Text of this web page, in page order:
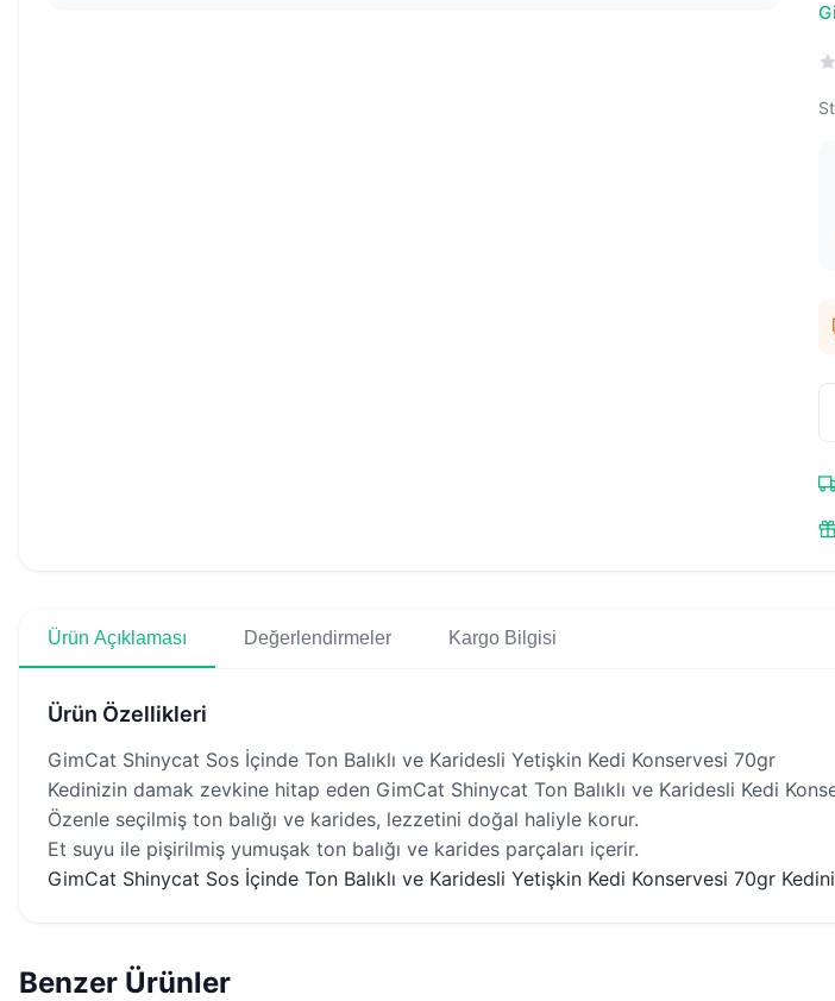
Ürün Açıklaması Değerlendirmeler Kargo Bilgisi
Ürün Özellikleri
GimCat Shinycat Sos İçinde Ton Balıklı ve Karidesli Yetişkin Kedi Konservesi 70gr
Kedinizin damak zevkine hitap eden GimCat Shinycat Ton Balıklı ve Karidesli Kedi
Özenle seçilmiş ton balığı ve karides, lezzetini doğal haliyle korur.
Et suyu ile pişirilmiş yumuşak ton balığı ve karides parçaları içerir.
GimCat Shinycat Sos İçinde Ton Balıklı ve Karidesli Yetişkin Kedi Konservesi 70gr
Benzer Ürünler